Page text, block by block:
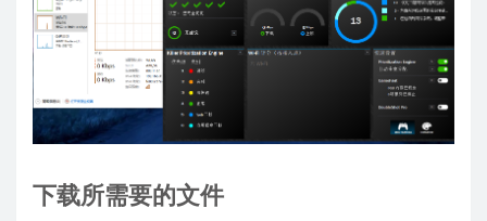
下载所需要的文件